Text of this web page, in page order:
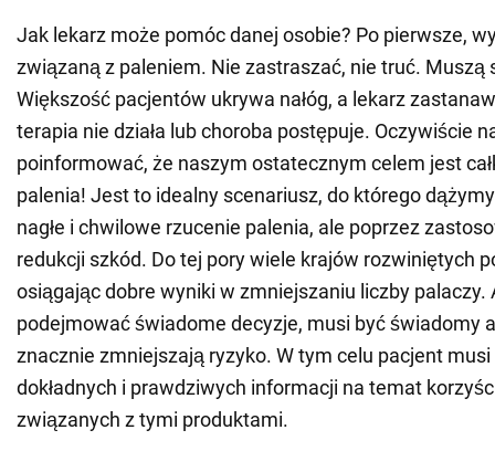
Jak lekarz może pomóc danej osobie? Po pierwsze,
związaną z paleniem. Nie zastraszać, nie truć. Muszą
Większość pacjentów ukrywa nałóg, a lekarz
terapia nie działa lub choroba postępuje. Oczywiście
poinformować, że naszym ostatecznym celem jest
palenia! Jest to idealny scenariusz, do którego
nagłe i chwilowe rzucenie palenia, ale poprzez
redukcji szkód. Do tej pory wiele krajów rozwiniętych
osiągając dobre wyniki w zmniejszaniu liczby palaczy.
podejmować świadome decyzje, musi być świadomy
znacznie zmniejszają ryzyko. W tym celu pacjent
dokładnych i prawdziwych informacji na temat
związanych z tymi produktami.